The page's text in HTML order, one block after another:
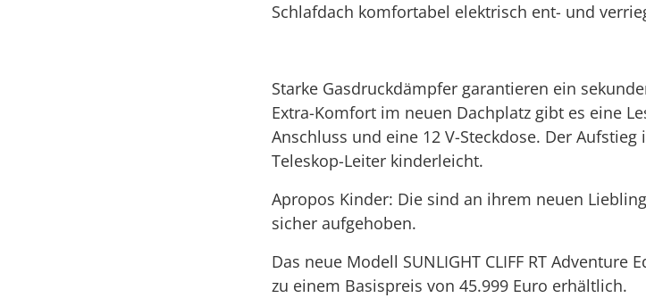
Schlafdach komfortabel elektrisch ent- und
Starke Gasdruckdämpfer garantieren ein
Extra-Komfort im neuen Dachplatz gibt es eine
Anschluss und eine 12 V-Steckdose. Der
Teleskop-Leiter kinderleicht.
Apropos Kinder: Die sind an ihrem neuen
sicher aufgehoben.
Das neue Modell SUNLIGHT CLIFF RT
zu einem Basispreis von 45.999 Euro erhältlich.